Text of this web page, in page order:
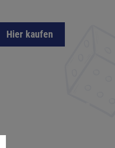
Hier kaufen